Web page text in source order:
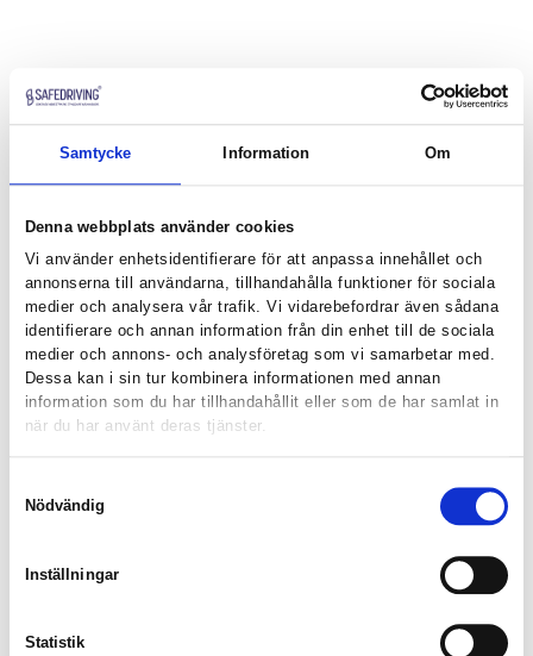
Samtycke Information Om
Denna webbplats använder cookies
Vi använder enhetsidentifierare för att anpassa innehållet och
annonserna till användarna, tillhandahålla funktioner för sociala
medier och analysera vår trafik. Vi vidarebefordrar även sådana
identifierare och annan information från din enhet till de sociala
medier och annons- och analysföretag som vi samarbetar med.
Dessa kan i sin tur kombinera informationen med annan
information som du har tillhandahållit eller som de har samlat in
när du har använt deras tjänster.
Nödvändig
Inställningar
Statistik